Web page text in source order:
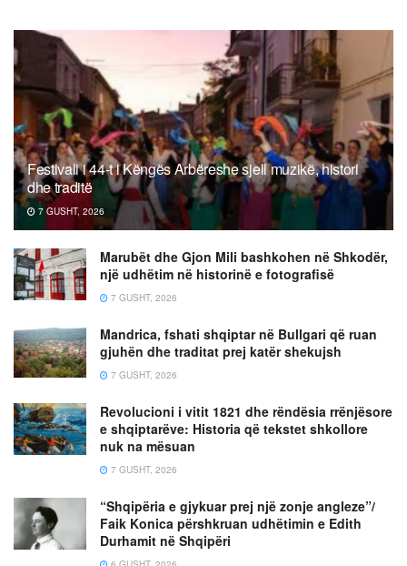
Festivali i 44-t i Këngës Arbëreshe sjell muzikë, histori
dhe traditë
7 GUSHT, 2026
Marubët dhe Gjon Mili bashkohen në Shkodër,
një udhëtim në historinë e fotografisë
7 GUSHT, 2026
Mandrica, fshati shqiptar në Bullgari që ruan
gjuhën dhe traditat prej katër shekujsh
7 GUSHT, 2026
Revolucioni i vitit 1821 dhe rëndësia rrënjësore
e shqiptarëve: Historia që tekstet shkollore
nuk na mësuan
7 GUSHT, 2026
“Shqipëria e gjykuar prej një zonje angleze”/
Faik Konica përshkruan udhëtimin e Edith
Durhamit në Shqipëri